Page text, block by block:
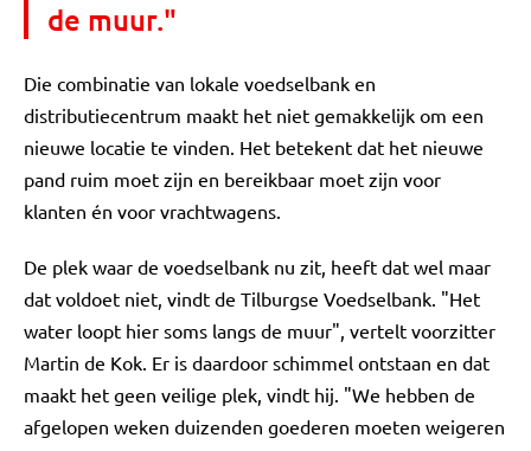
de muur."
Die combinatie van lokale voedselbank en
distributiecentrum maakt het niet gemakkelijk om een
nieuwe locatie te vinden. Het betekent dat het nieuwe
pand ruim moet zijn en bereikbaar moet zijn voor
klanten én voor vrachtwagens.
De plek waar de voedselbank nu zit, heeft dat wel maar
dat voldoet niet, vindt de Tilburgse Voedselbank. "Het
water loopt hier soms langs de muur", vertelt voorzitter
Martin de Kok. Er is daardoor schimmel ontstaan en dat
maakt het geen veilige plek, vindt hij. "We hebben de
afgelopen weken duizenden goederen moeten weigeren